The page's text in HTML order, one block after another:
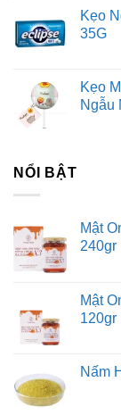
Kẹo
35G
Kẹo
Ngẫu
NỔI BẬT
Mật
240gr
Mật
120gr
Nấm